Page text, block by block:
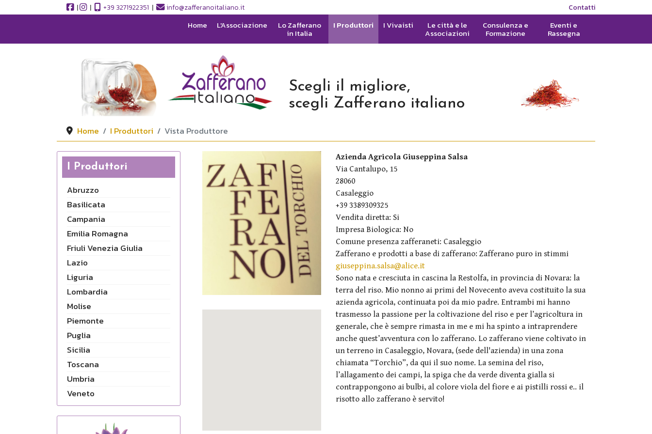
| | +39 3271922351 | info@zafferanoitaliano.it Contatti
Home L'Associazione Lo Zafferano
in Italia
I Produttori I Vivaisti Le città e le
Associazioni
Consulenza e
Formazione
Eventi e
Rassegna
Scegli il migliore,
scegli Zafferano italiano
Home I Produttori Vista Produttore
I Produttori
Abruzzo
Basilicata
Campania
Emilia Romagna
Friuli Venezia Giulia
Lazio
Liguria
Lombardia
Molise
Piemonte
Puglia
Sicilia
Toscana
Umbria
Veneto
Azienda Agricola Giuseppina Salsa
Via Cantalupo, 15
28060
Casaleggio
+39 3389309325
Vendita diretta: Si
Impresa Biologica: No
Comune presenza zafferaneti: Casaleggio
Zafferano e prodotti a base di zafferano: Zafferano puro in stimmi
giuseppina.salsa@alice.it
Sono nata e cresciuta in cascina la Restolfa, in provincia di Novara: la
terra del riso. Mio nonno ai primi del Novecento aveva costituito la sua
azienda agricola, continuata poi da mio padre. Entrambi mi hanno
trasmesso la passione per la coltivazione del riso e per l’agricoltura in
generale, che è sempre rimasta in me e mi ha spinto a intraprendere
anche quest’avventura con lo zafferano. Lo zafferano viene coltivato in
un terreno in Casaleggio, Novara, (sede dell'azienda) in una zona
chiamata “Torchio”, da qui il suo nome. La semina del riso,
l’allagamento dei campi, la spiga che da verde diventa gialla si
contrappongono ai bulbi, al colore viola del fiore e ai pistilli rossi e.. il
risotto allo zafferano è servito!